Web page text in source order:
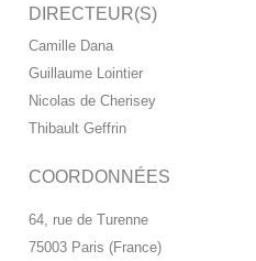
DIRECTEUR(S)
Camille Dana
Guillaume Lointier
Nicolas de Cherisey
Thibault Geffrin
COORDONNÉES
64, rue de Turenne
75003 Paris (France)